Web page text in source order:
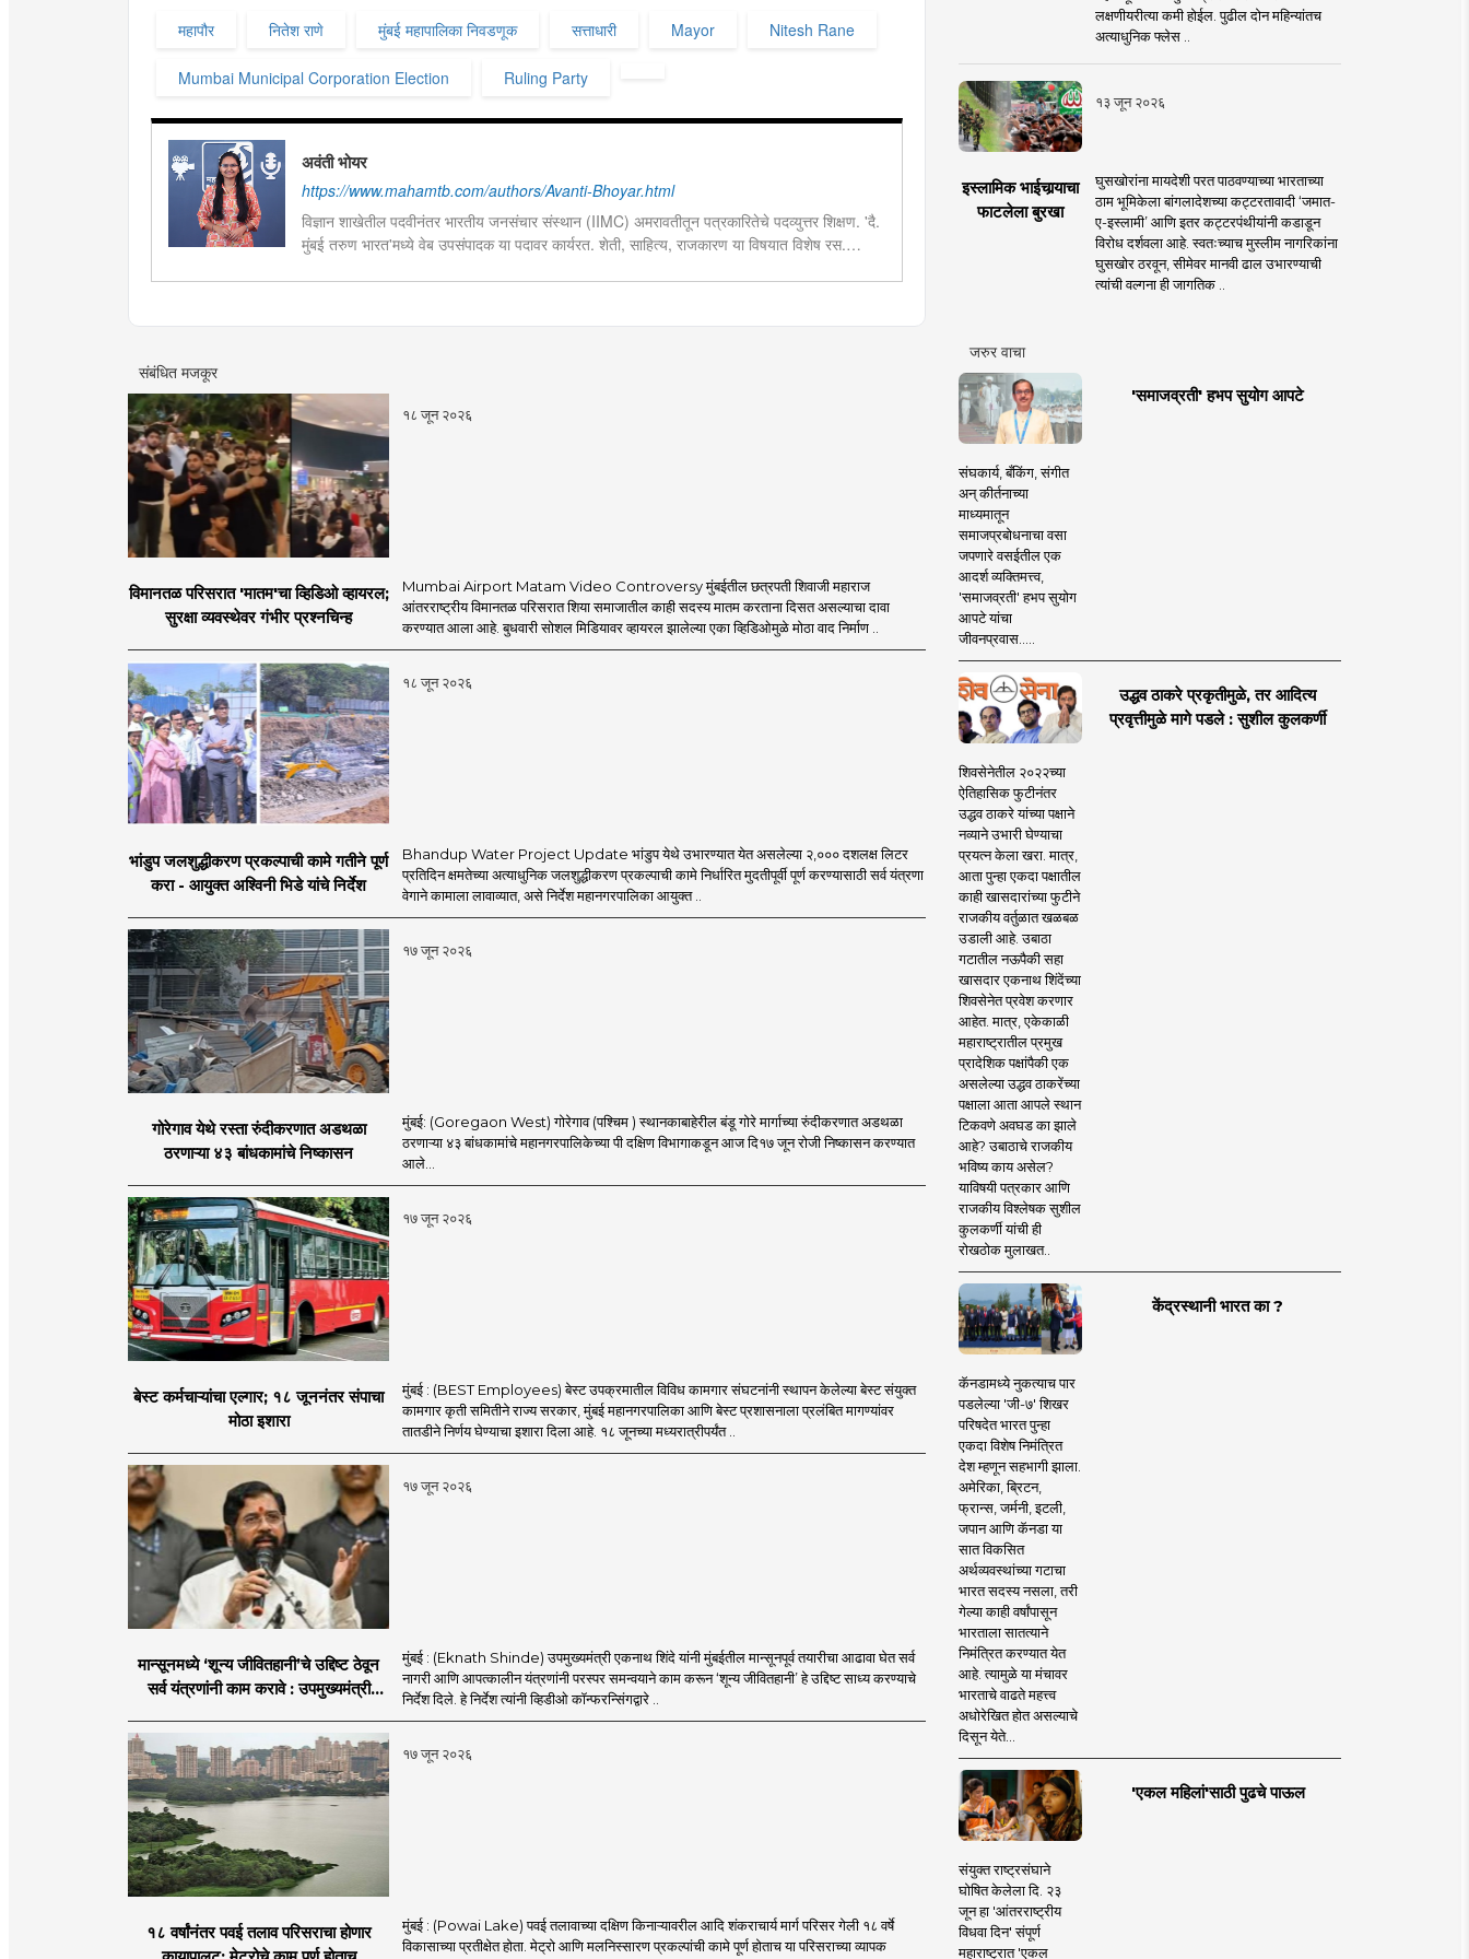
महापौर नितेश राणे मुंबई महापालिका निवडणूक सत्ताधारी Mayor Nitesh Rane
Mumbai Municipal Corporation Election Ruling Party
अवंती भोयर
https://www.mahamtb.com/authors/Avanti-Bhoyar.html
विज्ञान शाखेतील पदवीनंतर भारतीय जनसंचार संस्थान (IIMC) अमरावतीतून पत्रकारितेचे पदव्युत्तर शिक्षण. 'दै.
मुंबई तरुण भारत'मध्ये वेब उपसंपादक या पदावर कार्यरत. शेती, साहित्य, राजकारण या विषयात विशेष रस.
संबंधित मजकूर
१८ जून २०२६
विमानतळ परिसरात 'मातम'चा व्हिडिओ व्हायरल;
सुरक्षा व्यवस्थेवर गंभीर प्रश्नचिन्ह
Mumbai Airport Matam Video Controversy मुंबईतील छत्रपती शिवाजी महाराज
आंतरराष्ट्रीय विमानतळ परिसरात शिया समाजातील काही सदस्य मातम करताना दिसत असल्याचा दावा
करण्यात आला आहे. बुधवारी सोशल मिडियावर व्हायरल झालेल्या एका व्हिडिओमुळे मोठा वाद निर्माण ..
१८ जून २०२६
भांडुप जलशुद्धीकरण प्रकल्पाची कामे गतीने पूर्ण
करा - आयुक्त अश्विनी भिडे यांचे निर्देश
Bhandup Water Project Update भांडुप येथे उभारण्यात येत असलेल्या २,००० दशलक्ष लिटर
प्रतिदिन क्षमतेच्या अत्याधुनिक जलशुद्धीकरण प्रकल्पाची कामे निर्धारित मुदतीपूर्वी पूर्ण करण्यासाठी सर्व यंत्रणा
वेगाने कामाला लावाव्यात, असे निर्देश महानगरपालिका आयुक्त ..
१७ जून २०२६
गोरेगाव येथे रस्ता रुंदीकरणात अडथळा
ठरणाऱ्या ४३ बांधकामांचे निष्कासन
मुंबई: (Goregaon West) गोरेगाव (पश्चिम ) स्थानकाबाहेरील बंडू गोरे मार्गाच्या रुंदीकरणात अडथळा
ठरणाऱ्या ४३ बांधकामांचे महानगरपालिकेच्या पी दक्षिण विभागाकडून आज दि१७ जून रोजी निष्कासन करण्यात
आले...
१७ जून २०२६
बेस्ट कर्मचाऱ्यांचा एल्गार; १८ जूननंतर संपाचा
मोठा इशारा
मुंबई : (BEST Employees) बेस्ट उपक्रमातील विविध कामगार संघटनांनी स्थापन केलेल्या बेस्ट संयुक्त
कामगार कृती समितीने राज्य सरकार, मुंबई महानगरपालिका आणि बेस्ट प्रशासनाला प्रलंबित मागण्यांवर
तातडीने निर्णय घेण्याचा इशारा दिला आहे. १८ जूनच्या मध्यरात्रीपर्यंत ..
१७ जून २०२६
मान्सूनमध्ये ‘शून्य जीवितहानी’चे उद्दिष्ट ठेवून
सर्व यंत्रणांनी काम करावे : उपमुख्यमंत्री
मुंबई : (Eknath Shinde) उपमुख्यमंत्री एकनाथ शिंदे यांनी मुंबईतील मान्सूनपूर्व तयारीचा आढावा घेत सर्व
नागरी आणि आपत्कालीन यंत्रणांनी परस्पर समन्वयाने काम करून ‘शून्य जीवितहानी’ हे उद्दिष्ट साध्य करण्याचे
निर्देश दिले. हे निर्देश त्यांनी व्हिडीओ कॉन्फरन्सिंगद्वारे ..
१७ जून २०२६
१८ वर्षांनंतर पवई तलाव परिसराचा होणार
मुंबई : (Powai Lake) पवई तलावाच्या दक्षिण किनाऱ्यावरील आदि शंकराचार्य मार्ग परिसर गेली १८ वर्षे
विकासाच्या प्रतीक्षेत होता. मेट्रो आणि मलनिस्सारण प्रकल्पांची कामे पूर्ण होताच या परिसराच्या व्यापक
लक्षणीयरीत्या कमी होईल. पुढील दोन महिन्यांतच
अत्याधुनिक फ्लेस ..
१३ जून २०२६
इस्लामिक भाईचार्‍याचा
फाटलेला बुरखा
घुसखोरांना मायदेशी परत पाठवण्याच्या भारताच्या
ठाम भूमिकेला बांगलादेशच्या कट्टरतावादी ‘जमात-
ए-इस्लामी’ आणि इतर कट्टरपंथीयांनी कडाडून
विरोध दर्शवला आहे. स्वतःच्याच मुस्लीम नागरिकांना
घुसखोर ठरवून, सीमेवर मानवी ढाल उभारण्याची
त्यांची वल्गना ही जागतिक ..
जरुर वाचा
'समाजव्रती' हभप सुयोग आपटे
संघकार्य, बँकिंग, संगीत
अन् कीर्तनाच्या
माध्यमातून
समाजप्रबोधनाचा वसा
जपणारे वसईतील एक
आदर्श व्यक्तिमत्त्व,
'समाजव्रती' हभप सुयोग
आपटे यांचा
जीवनप्रवास.....
उद्धव ठाकरे प्रकृतीमुळे, तर आदित्य
प्रवृत्तीमुळे मागे पडले : सुशील कुलकर्णी
शिवसेनेतील २०२२च्या
ऐतिहासिक फुटीनंतर
उद्धव ठाकरे यांच्या पक्षाने
नव्याने उभारी घेण्याचा
प्रयत्न केला खरा. मात्र,
आता पुन्हा एकदा पक्षातील
काही खासदारांच्या फुटीने
राजकीय वर्तुळात खळबळ
उडाली आहे. उबाठा
गटातील नऊपैकी सहा
खासदार एकनाथ शिंदेंच्या
शिवसेनेत प्रवेश करणार
आहेत. मात्र, एकेकाळी
महाराष्ट्रातील प्रमुख
प्रादेशिक पक्षांपैकी एक
असलेल्या उद्धव ठाकरेंच्या
पक्षाला आता आपले स्थान
टिकवणे अवघड का झाले
आहे? उबाठाचे राजकीय
भविष्य काय असेल?
याविषयी पत्रकार आणि
राजकीय विश्लेषक सुशील
कुलकर्णी यांची ही
रोखठोक मुलाखत..
केंद्रस्थानी भारत का ?
कॅनडामध्ये नुकत्याच पार
पडलेल्या 'जी-७' शिखर
परिषदेत भारत पुन्हा
एकदा विशेष निमंत्रित
देश म्हणून सहभागी झाला.
अमेरिका, ब्रिटन,
फ्रान्स, जर्मनी, इटली,
जपान आणि कॅनडा या
सात विकसित
अर्थव्यवस्थांच्या गटाचा
भारत सदस्य नसला, तरी
गेल्या काही वर्षांपासून
भारताला सातत्याने
निमंत्रित करण्यात येत
आहे. त्यामुळे या मंचावर
भारताचे वाढते महत्त्व
अधोरेखित होत असल्याचे
दिसून येते...
'एकल महिलां'साठी पुढचे पाऊल
संयुक्त राष्ट्रसंघाने
घोषित केलेला दि. २३
जून हा 'आंतरराष्ट्रीय
विधवा दिन' संपूर्ण
महाराष्ट्रात 'एकल